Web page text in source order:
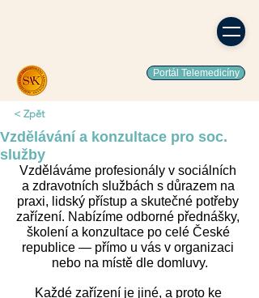
Portál Telemedicíny
Vzdělávání a konzultace pro soc.
služby
Vzděláváme profesionály v sociálních
a zdravotních službách s důrazem na
praxi, lidský přístup a skutečné potřeby
zařízení. Nabízíme odborné přednášky,
školení a konzultace po celé České
republice — přímo u vás v organizaci
nebo na místě dle domluvy.
Každé zařízení je jiné, a proto ke
< Zpět